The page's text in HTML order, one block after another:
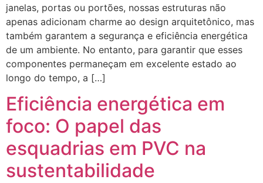
janelas, portas ou portões, nossas estruturas não
apenas adicionam charme ao design arquitetônico, mas
também garantem a segurança e eficiência energética
de um ambiente. No entanto, para garantir que esses
componentes permaneçam em excelente estado ao
longo do tempo, a […]
Eficiência energética em
foco: O papel das
esquadrias em PVC na
sustentabilidade